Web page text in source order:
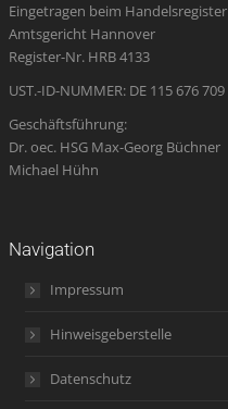
new
window
new
window
new
window
in
new
new
Eingetragen beim Handelsregister
Amtsgericht Hannover
Register-Nr. HRB 4133
UST.-ID-NUMMER: DE 115 676 709
Geschäftsführung:
Dr. oec. HSG Max-Georg Büchner
Michael Hühn
Navigation
Impressum
Hinweisgeberstelle
Datenschutz